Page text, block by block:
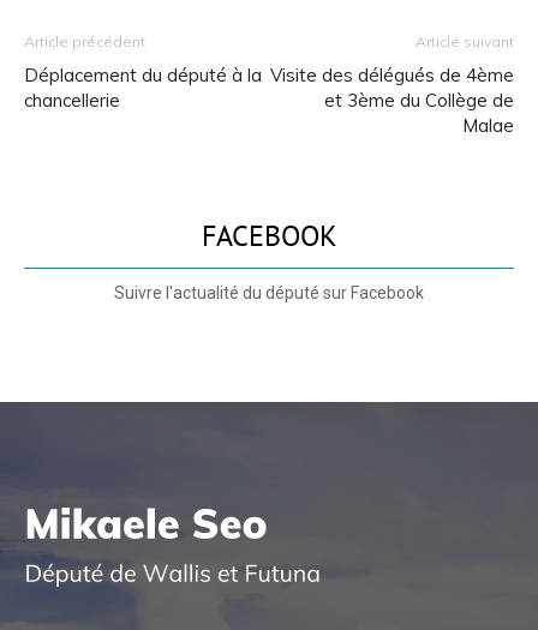
Article précédent
Déplacement du député à la
chancellerie
Article suivant
Visite des délégués de 4ème
et 3ème du Collège de
Malae
FACEBOOK
Suivre l'actualité du député sur Facebook